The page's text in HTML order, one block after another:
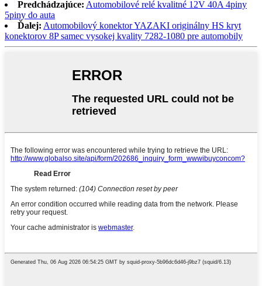
Predchádzajúce: Automobilové relé kvalitné 12V 40A 4piny
5piny do auta
Ďalej: Automobilový konektor YAZAKI originálny HS kryt
konektorov 8P samec vysokej kvality 7282-1080 pre automobily